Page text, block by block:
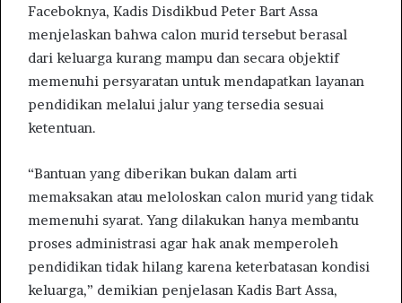
Faceboknya, Kadis Disdikbud Peter Bart Assa
menjelaskan bahwa calon murid tersebut berasal
dari keluarga kurang mampu dan secara objektif
memenuhi persyaratan untuk mendapatkan layanan
pendidikan melalui jalur yang tersedia sesuai
ketentuan.
“Bantuan yang diberikan bukan dalam arti
memaksakan atau meloloskan calon murid yang tidak
memenuhi syarat. Yang dilakukan hanya membantu
proses administrasi agar hak anak memperoleh
pendidikan tidak hilang karena keterbatasan kondisi
keluarga,” demikian penjelasan Kadis Bart Assa,